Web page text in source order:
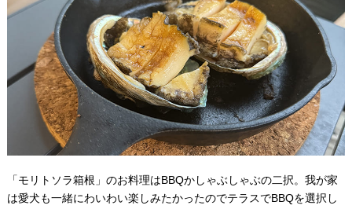
「モリトソラ箱根」のお料理はBBQかしゃぶしゃぶの二択。我が家
は愛犬も一緒にわいわい楽しみたかったのでテラスでBBQを選択し